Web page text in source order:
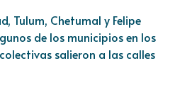
Tulum, Chetumal y Felipe
de los municipios en los
salieron a las calles